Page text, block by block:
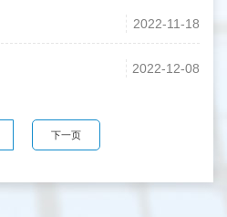
2022-11-18
2022-12-08
下一页